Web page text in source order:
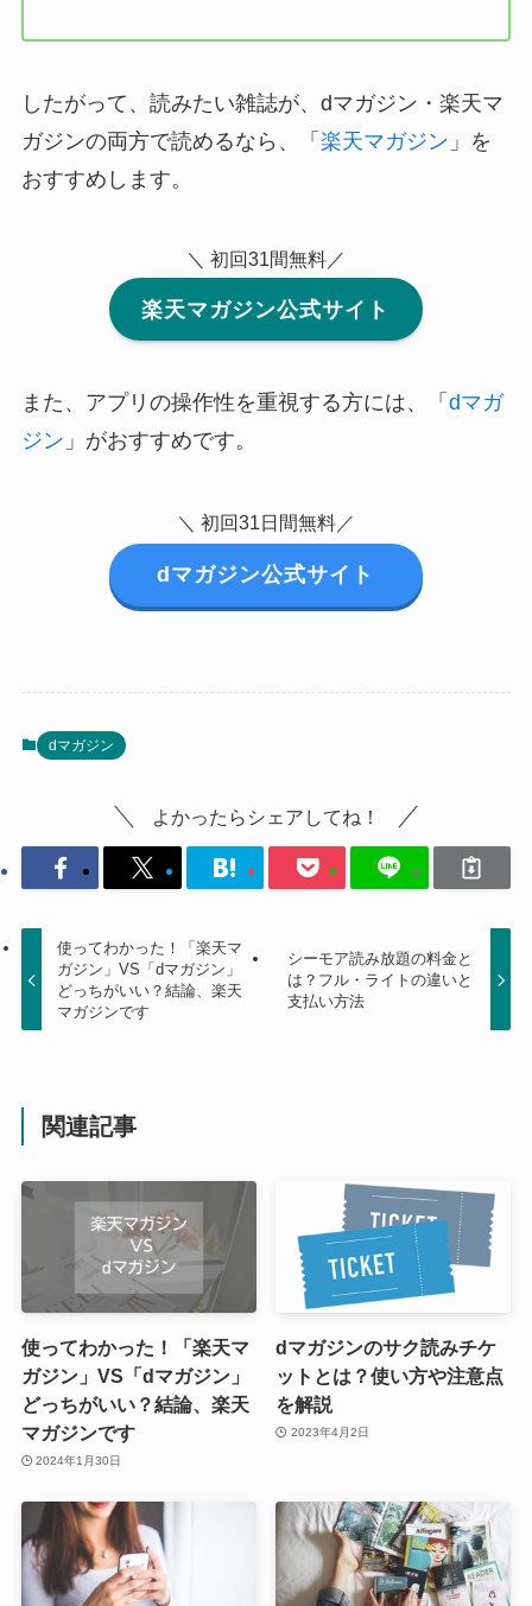
したがって、読みたい雑誌が、dマガジン・楽天マ
ガジンの両方で読めるなら、「 楽天マガジン 」を
おすすめします。
＼ 初回31間無料／
楽天マガジン公式サイト
また、アプリの操作性を重視する方には、「 dマガ
ジン 」がおすすめです。
＼ 初回31日間無料／
dマガジン公式サイト
dマガジン
よかったらシェアしてね！
使ってわかった！「楽天マ
ガジン」VS「dマガジン」
どっちがいい？結論、楽天
マガジンです
シーモア読み放題の料金と
は？フル・ライトの違いと
支払い方法
関連記事
使ってわかった！「楽天マ
ガジン」VS「dマガジン」
どっちがいい？結論、楽天
マガジンです
2024年1月30日
dマガジンのサク読みチケ
ットとは？使い方や注意点
を解説
2023年4月2日